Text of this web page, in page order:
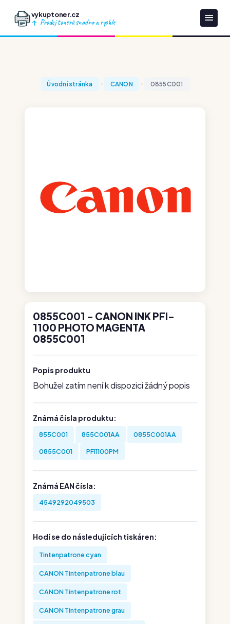
vykuptoner.cz
Prodej tonerů snadno a rychle
Úvodní stránka CANON 0855C001
0855C001 - CANON INK PFI-
1100 PHOTO MAGENTA
0855C001
Popis produktu
Bohužel zatím není k dispozici žádný popis
Známá čísla produktu:
855C001 855C001AA 0855C001AA
0855C001 PFI1100PM
Známá EAN čísla:
4549292049503
Hodí se do následujících tiskáren:
Tintenpatrone cyan
CANON Tintenpatrone blau
CANON Tintenpatrone rot
CANON Tintenpatrone grau